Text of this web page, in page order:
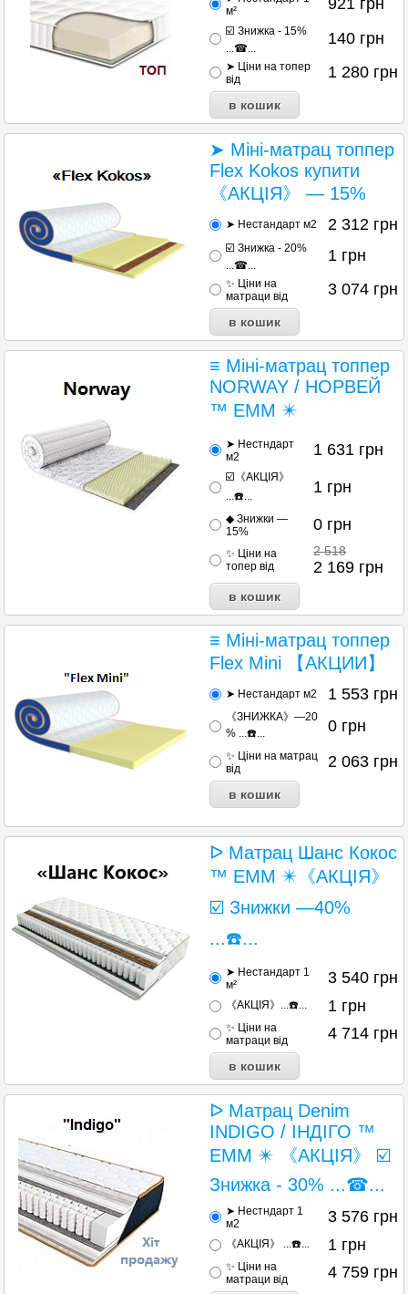
м²
☑️ Знижка - 15%
...☎...
140 грн
➤ Ціни на топер
від
1 280 грн
➤ Міні-матрац топпер
Flex Kokos купити
《АКЦІЯ》 — 15%
➤ Нестандарт м2 2 312 грн
☑️ Знижка - 20%
...☎...
1 грн
✨ Ціни на
матраци від
3 074 грн
≡ Міні-матрац топпер
NORWAY / НОРВЕЙ
™ ЕММ ✴️
➤ Нестндарт
м2
1 631 грн
☑️《АКЦІЯ》
...☎️...
1 грн
◆ Знижки —
15%
0 грн
✨ Ціни на
топер від
2 518
2 169 грн
≡ Міні-матрац топпер
Flex Mini 【АКЦИИ】
➤ Нестандарт м2 1 553 грн
《ЗНИЖКА》—20
% ...☎️...
0 грн
✨ Ціни на матрац
від
2 063 грн
ᐅ Матрац Шанс Кокос
™ EMM ✴️《АКЦІЯ》
☑️ Знижки —40%
...☎️...
➤ Нестандарт 1
м²
3 540 грн
《АКЦІЯ》...☎️... 1 грн
✨ Ціни на
матраци від
4 714 грн
ᐅ Матрац Denim
INDIGO / ІНДІГО ™
ЕММ ✴️ 《АКЦІЯ》 ☑️
Знижка - 30% ...☎...
➤ Нестндарт 1
м2
3 576 грн
《АКЦІЯ》 ...☎️... 1 грн
✨ Ціни на
матраци від
4 759 грн